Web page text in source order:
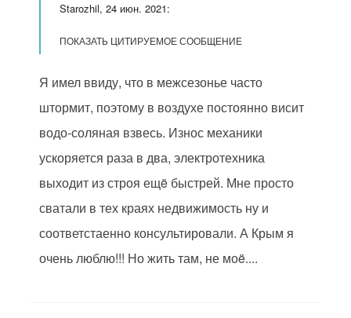
Starozhil, 24 июн. 2021:
ПОКАЗАТЬ ЦИТИРУЕМОЕ СООБЩЕНИЕ
Я имел ввиду, что в межсезонье часто
штормит, поэтому в воздухе постоянно висит
водо-соляная взвесь. Износ механики
ускоряется раза в два, электротехника
выходит из строя ещë быстрей. Мне просто
сватали в тех краях недвижимость ну и
соответстаенно консультировали. А Крым я
очень люблю!!! Но жить там, не моë....